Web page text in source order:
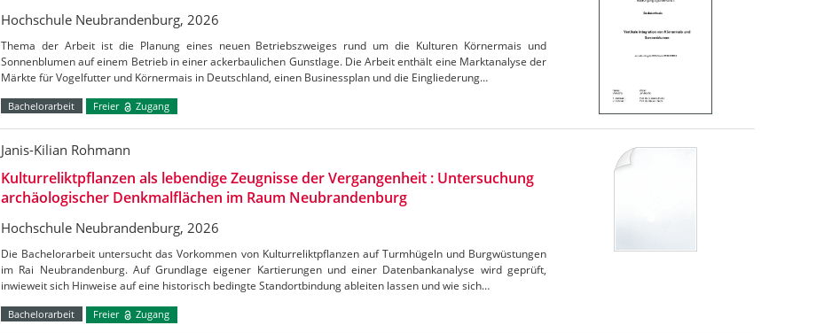
Hochschule Neubrandenburg, 2026
Thema der Arbeit ist die Planung eines neuen Betriebszweiges rund um die Kulturen Körnermais und
Sonnenblumen auf einem Betrieb in einer ackerbaulichen Gunstlage. Die Arbeit enthält eine Marktanalyse der
Märkte für Vogelfutter und Körnermais in Deutschland, einen Businessplan und die Eingliederung…
Bachelorarbeit Freier Zugang
Janis-Kilian Rohmann
Kulturreliktpflanzen als lebendige Zeugnisse der Vergangenheit : Untersuchung
archäologischer Denkmalflächen im Raum Neubrandenburg
Hochschule Neubrandenburg, 2026
Die Bachelorarbeit untersucht das Vorkommen von Kulturreliktpflanzen auf Turmhügeln und Burgwüstungen
im Rai Neubrandenburg. Auf Grundlage eigener Kartierungen und einer Datenbankanalyse wird geprüft,
inwieweit sich Hinweise auf eine historisch bedingte Standortbindung ableiten lassen und wie sich…
Bachelorarbeit Freier Zugang